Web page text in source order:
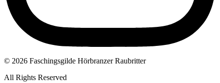
© 2026 Faschingsgilde Hörbranzer Raubritter
All Rights Reserved